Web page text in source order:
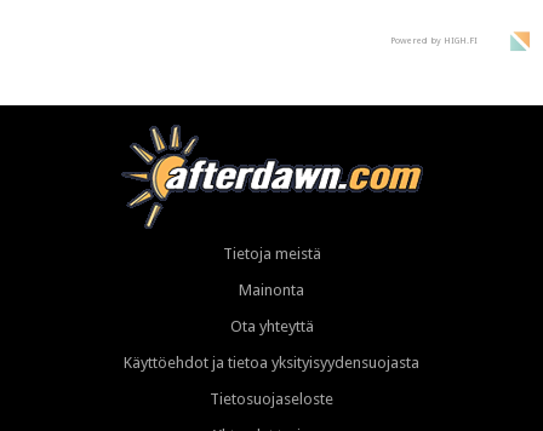
Powered by HIGH.FI
Tietoja meistä
Mainonta
Ota yhteyttä
Käyttöehdot ja tietoa yksityisyydensuojasta
Tietosuojaseloste